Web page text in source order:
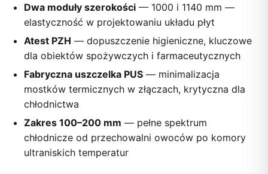
Dwa moduły szerokości — 1000 i 1140 mm —
elastyczność w projektowaniu układu płyt
Atest PZH — dopuszczenie higieniczne, kluczowe
dla obiektów spożywczych i farmaceutycznych
Fabryczna uszczelka PUS — minimalizacja
mostków termicznych w złączach, krytyczna dla
chłodnictwa
Zakres 100–200 mm — pełne spektrum
chłodnicze od przechowalni owoców po komory
ultraniskich temperatur